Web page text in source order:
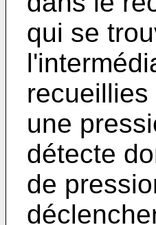
qui se
une
détecte
de